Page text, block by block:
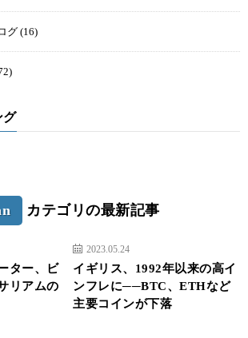
グ (16)
グ
カテゴリの最新記事
ター、ビ
リアムの
2023.05.24
イギリス、1992年以来の高イ
ンフレに──BTC、ETHなど
主要コインが下落